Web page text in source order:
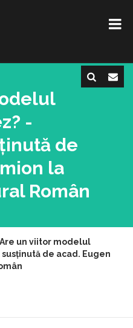
-
de
la
Român
Are un viitor modelul
de acad. Eugen